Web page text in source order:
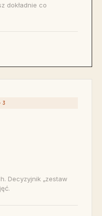
dokładnie co
3
Decyzyjnik „zestaw